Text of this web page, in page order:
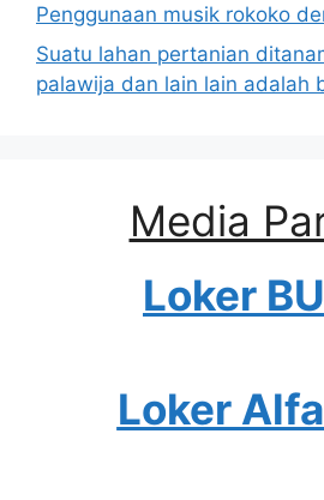
Penggunaan musik rokoko
Suatu lahan pertanian
palawija dan lain lain adalah
Media
Loker
Loker